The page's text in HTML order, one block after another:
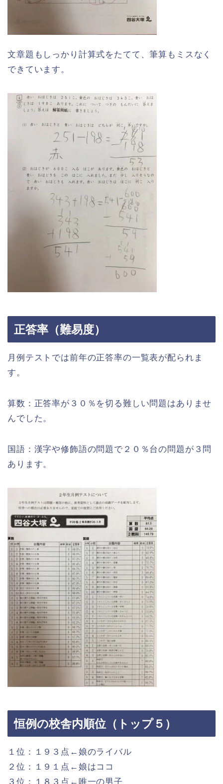
文章題もしっかり計算式をたてて、筆算もミスなく
できています。
正答率（難易度）
月例テストでは前年の正答率の一覧表が配られま
す。
算数：正答率が３０％を切る難しい問題はありませ
んでした。
国語：漢字や修飾語の問題で２０％台の問題が３問
あります。
恒例の校舎内順位（トップ５）
１位：１９３点←娘のライバル
２位：１９１点←娘はココ
３位：１８３点←唯一の男子